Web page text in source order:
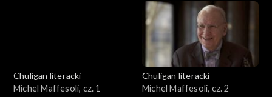
Chuligan literacki
Michel Maffesoli, cz. 1
Chuligan literacki
Michel Maffesoli, cz. 2